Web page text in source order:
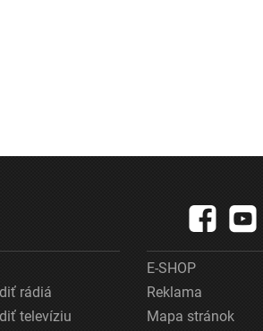
rádiá
televíziu
E-SHOP
Reklama
Mapa stránok